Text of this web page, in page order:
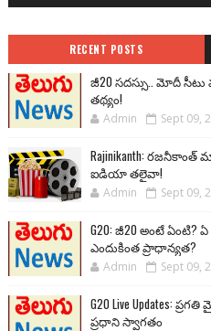
RECENT POSTS
జీ20 సదస్సు.. మోదీ సీటు
తథ్యం!
Admin Sept 09,
Rajinikanth:
ఐడియా తలైవా!
Admin Sept 09,
G20: జీ20 అంటే ఏంటి?
ఎందుకింత ప్రాధాన్యత?
Admin Sept 09,
G20 Live Updates:
ప్రధాని స్వాగతం